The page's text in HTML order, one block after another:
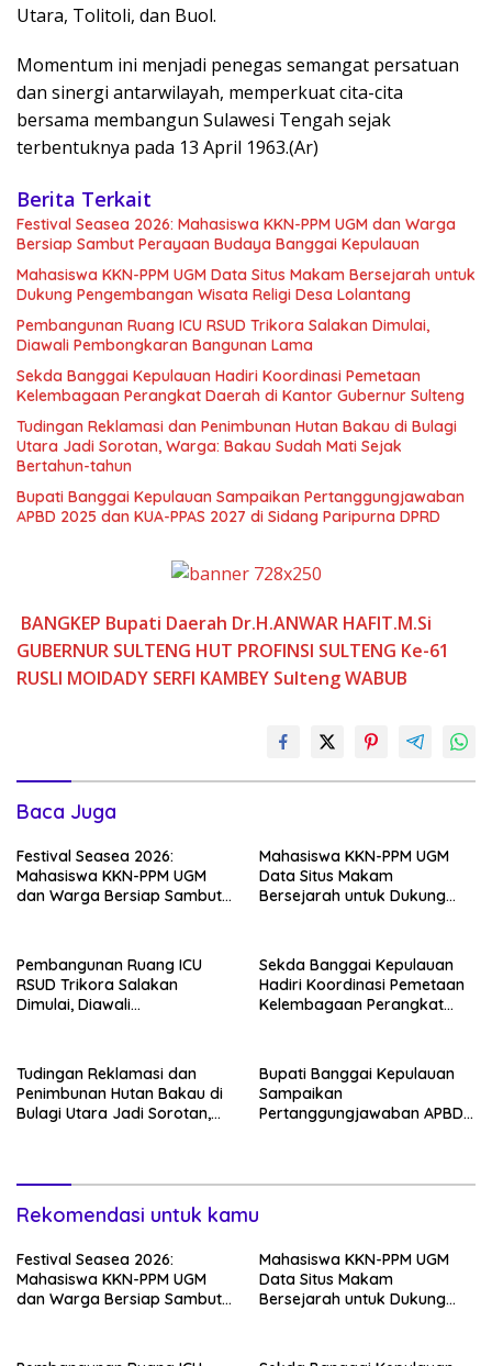
Utara, Tolitoli, dan Buol.
Momentum ini menjadi penegas semangat persatuan
dan sinergi antarwilayah, memperkuat cita-cita
bersama membangun Sulawesi Tengah sejak
terbentuknya pada 13 April 1963.(Ar)
Berita Terkait
Festival Seasea 2026: Mahasiswa KKN-PPM UGM dan Warga
Bersiap Sambut Perayaan Budaya Banggai Kepulauan
Mahasiswa KKN-PPM UGM Data Situs Makam Bersejarah untuk
Dukung Pengembangan Wisata Religi Desa Lolantang
Pembangunan Ruang ICU RSUD Trikora Salakan Dimulai,
Diawali Pembongkaran Bangunan Lama
Sekda Banggai Kepulauan Hadiri Koordinasi Pemetaan
Kelembagaan Perangkat Daerah di Kantor Gubernur Sulteng
Tudingan Reklamasi dan Penimbunan Hutan Bakau di Bulagi
Utara Jadi Sorotan, Warga: Bakau Sudah Mati Sejak
Bertahun-tahun
Bupati Banggai Kepulauan Sampaikan Pertanggungjawaban
APBD 2025 dan KUA-PPAS 2027 di Sidang Paripurna DPRD
BANGKEP Bupati Daerah Dr.H.ANWAR HAFIT.M.Si
GUBERNUR SULTENG HUT PROFINSI SULTENG Ke-61
RUSLI MOIDADY SERFI KAMBEY SultengWABUB
Baca Juga
Festival Seasea 2026:
Mahasiswa KKN-PPM UGM
dan Warga Bersiap Sambut
Mahasiswa KKN-PPM UGM
Data Situs Makam
Bersejarah untuk Dukung
Pembangunan Ruang ICU
RSUD Trikora Salakan
Dimulai, Diawali
Sekda Banggai Kepulauan
Hadiri Koordinasi Pemetaan
Kelembagaan Perangkat
Tudingan Reklamasi dan
Penimbunan Hutan Bakau di
Bulagi Utara Jadi Sorotan,
Bupati Banggai Kepulauan
Sampaikan
Pertanggungjawaban APBD
Rekomendasi untuk kamu
Festival Seasea 2026:
Mahasiswa KKN-PPM UGM
dan Warga Bersiap Sambut
Mahasiswa KKN-PPM UGM
Data Situs Makam
Bersejarah untuk Dukung